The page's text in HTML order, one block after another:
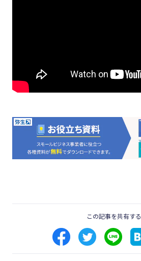
この記事を共有する